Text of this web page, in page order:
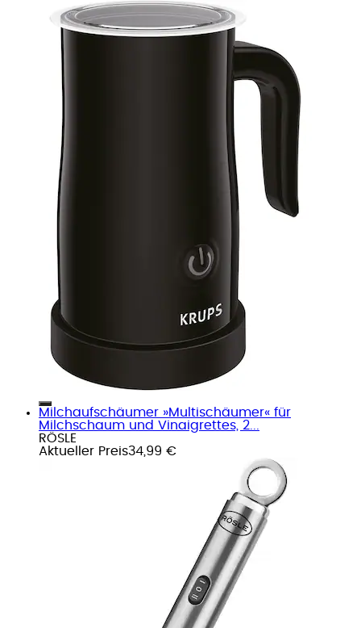
Milchaufschäumer »Multischäumer« für
Milchschaum und Vinaigrettes, 2...
RÖSLE
Aktueller Preis34,99 €